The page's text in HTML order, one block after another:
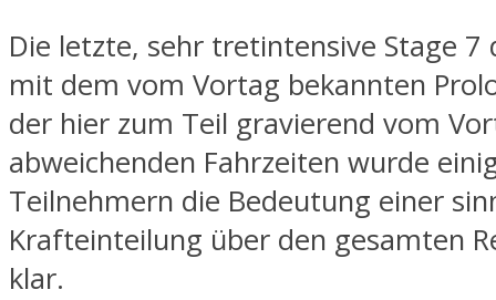
Die letzte, sehr tretintensive Stage 7
mit dem vom Vortag bekannten
der hier zum Teil gravierend vom
abweichenden Fahrzeiten wurde
Teilnehmern die Bedeutung einer
Krafteinteilung über den gesamten
klar.